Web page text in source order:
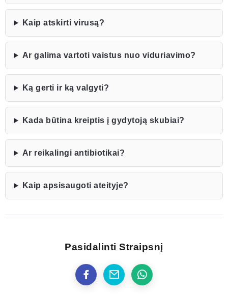
Kaip atskirti virusą?
Ar galima vartoti vaistus nuo viduriavimo?
Ką gerti ir ką valgyti?
Kada būtina kreiptis į gydytoją skubiai?
Ar reikalingi antibiotikai?
Kaip apsisaugoti ateityje?
Pasidalinti Straipsnį